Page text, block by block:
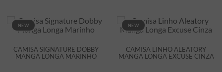
NEW
CAMISA SIGNATURE DOBBY
MANGA LONGA MARINHO
NEW
CAMISA LINHO ALEATORY
MANGA LONGA EXCUSE CINZA